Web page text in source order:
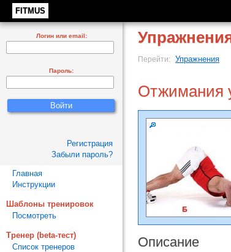
FITMUS
Перейти: Упражнения
Отжимания
Описание
Логин или email:
Пароль:
Регистрация
Забыли пароль?
Главная
Инструкции
Шаблоны тренировок
Посмотреть
Тренер (beta-тест)
Список тренеров